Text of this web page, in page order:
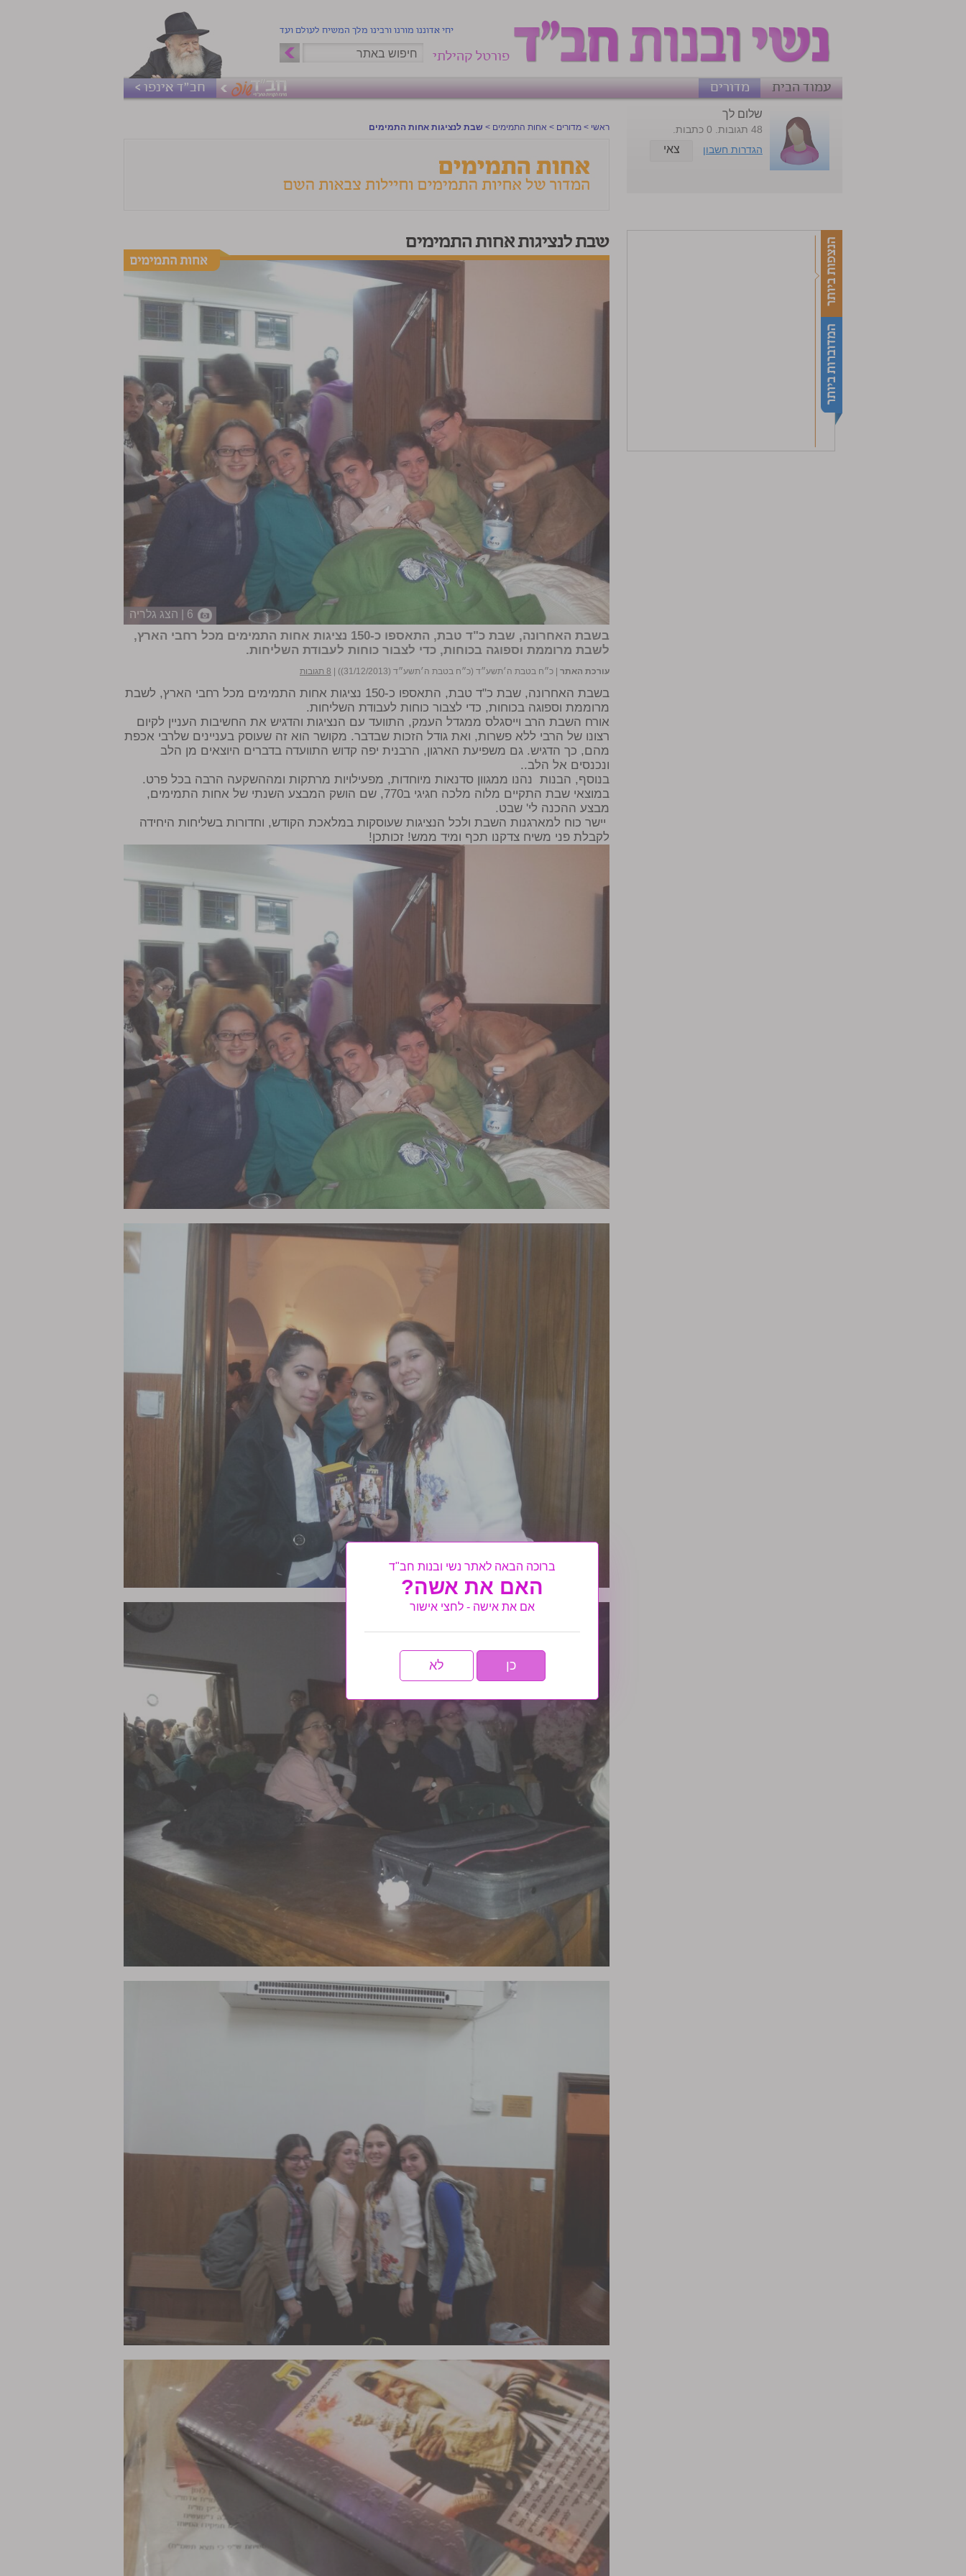
יחי אדוננו מורנו ורבינו מלך המשיח לעולם ועד
פורטל קהילתי
עמוד הבית
מדורים חב"ד אינפו >
ראשי > מדורים > אחות התמימים > שבת לנציגות אחות התמימים
שבת לנציגות אחות התמימים
6 | הצג גלריה
בשבת האחרונה, שבת כ"ד טבת, התאספו כ-150 נציגות אחות התמימים מכל רחבי הארץ,
לשבת מרוממת וספוגה בכוחות, כדי לצבור כוחות לעבודת השליחות.
עורכת האתר כ״ח בטבת ה׳תשע״ד (כ״ח בטבת ה׳תשע״ד (31/12/2013)) 8 תגובות
בשבת האחרונה, שבת כ"ד טבת, התאספו כ-150 נציגות אחות התמימים מכל רחבי הארץ, לשבת
מרוממת וספוגה בכוחות, כדי לצבור כוחות לעבודת השליחות.
אורח השבת הרב וייסגלס ממגדל העמק, התוועד עם הנציגות והדגיש את החשיבות העניין לקיום
רצונו של הרבי ללא פשרות, ואת גודל הזכות שבדבר. מקושר הוא זה שעוסק בעניינים שלרבי אכפת
מהם, כך הדגיש. גם משפיעת הארגון, הרבנית יפה קדוש התוועדה בדברים היוצאים מן הלב
ונכנסים אל הלב..
בנוסף, הבנות נהנו ממגוון סדנאות מיוחדות, מפעילויות מרתקות ומההשקעה הרבה בכל פרט.
במוצאי שבת התקיים מלוה מלכה חגיגי ב770, שם הושק המבצע השנתי של אחות התמימים,
מבצע ההכנה לי' שבט.
יישר כוח למארגנות השבת ולכל הנציגות שעוסקות במלאכת הקודש, וחדורות בשליחות היחידה
לקבלת פני משיח צדקנו תכף ומיד ממש! זכותכן!
שלום לך
48 תגובות. 0 כתבות.
הגדרות חשבון
צאי
ברוכה הבאה לאתר נשי ובנות חב"ד
האם את אשה?
אם את אישה - לחצי אישור
כן לא